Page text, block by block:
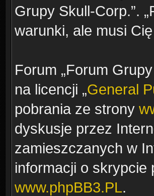
Grupy Skull-Corp.”.
warunki, ale musi
Forum „Forum
na licencji „General
pobrania ze strony
dyskusje przez
zamieszczanych w
informacji o skrypcie
www.phpBB3.PL.